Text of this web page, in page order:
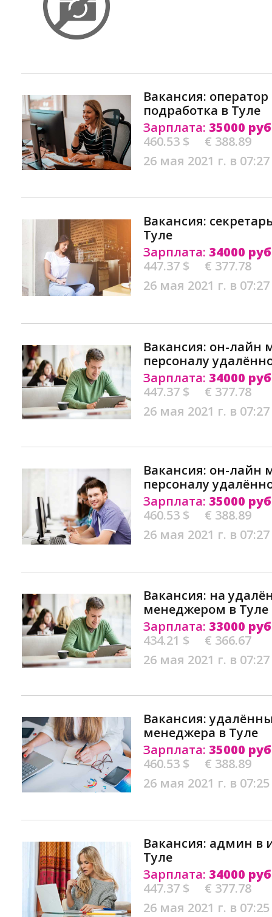
Вакансия:
подработка в Туле
Зарплата: 35000
460.53 $
€ 388.89
26 мая 2021 г. в 07:27
Вакансия:
Туле
Зарплата: 34000
447.37 $
€ 377.78
26 мая 2021 г. в 07:27
Вакансия: он-лайн
персоналу
Зарплата: 34000
447.37 $
€ 377.78
26 мая 2021 г. в 07:27
Вакансия: он-лайн
персоналу
Зарплата: 35000
460.53 $
€ 388.89
26 мая 2021 г. в 07:27
Вакансия: на
менеджером в Туле
Зарплата: 33000
434.21 $
€ 366.67
26 мая 2021 г. в 07:27
Вакансия:
менеджера в Туле
Зарплата: 35000
460.53 $
€ 388.89
26 мая 2021 г. в 07:25
Вакансия: админ в
Туле
Зарплата: 34000
447.37 $
€ 377.78
26 мая 2021 г. в 07:25